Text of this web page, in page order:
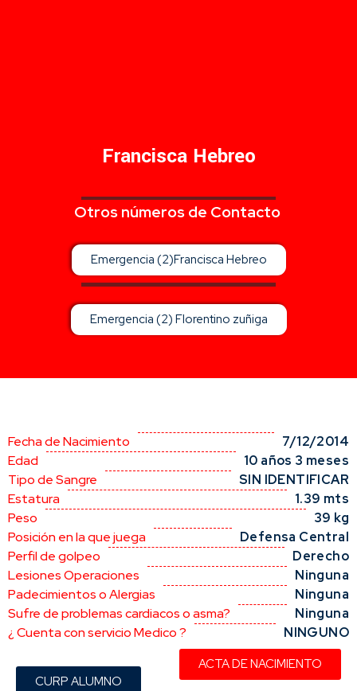
Francisca Hebreo
Otros números de Contacto
Emergencia (2)Francisca Hebreo
Emergencia (2) Florentino zuñiga
Fecha de Nacimiento
7/12/2014
Edad
10 años 3 meses
Tipo de Sangre
SIN IDENTIFICAR
Estatura
1.39 mts
Peso
39 kg
Posición en la que juega
Defensa Central
Perfil de golpeo
Derecho
Lesiones Operaciones
Ninguna
Padecimientos o Alergias
Ninguna
Sufre de problemas cardiacos o asma?
Ninguna
¿ Cuenta con servicio Medico ?
NINGUNO
CURP ALUMNO
ACTA DE NACIMIENTO